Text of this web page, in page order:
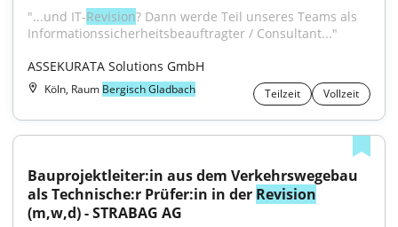
"...und IT-Revision? Dann werde Teil unseres Teams als
Informationssicherheitsbeauftragter / Consultant..."
ASSEKURATA Solutions GmbH
Köln, Raum Bergisch Gladbach Teilzeit Vollzeit
Bauprojektleiter:in aus dem Verkehrswegebau
als Technische:r Prüfer:in in der Revision
(m,w,d) - STRABAG AG